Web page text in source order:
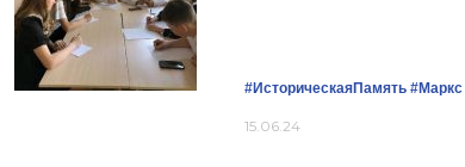
#ИсторическаяПамять #Маркс
15.06.24